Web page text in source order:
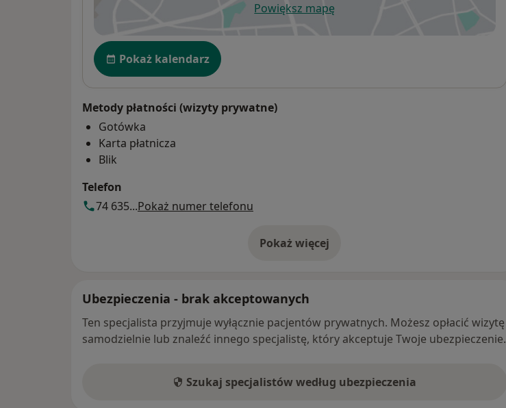
Powiększ mapęotwiera się w nowej karcie
Dostępność
Pokaż kalendarz
Metody płatności (wizyty prywatne)
Gotówka
Karta płatnicza
Blik
Telefon
74 635...Pokaż numer telefonu
Pokaż więcej
o adresie
Ubezpieczenia - brak akceptowanych
Ten specjalista przyjmuje wyłącznie pacjentów prywatnych. Możesz opłacić wizytę
samodzielnie lub znaleźć innego specjalistę, który akceptuje Twoje ubezpieczenie.
Szukaj specjalistów według ubezpieczenia